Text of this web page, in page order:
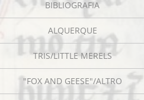
BIBLIOGRAFIA
ALQUERQUE
TRIS/LITTLE MERELS
"FOX AND GEESE"/ALTRO